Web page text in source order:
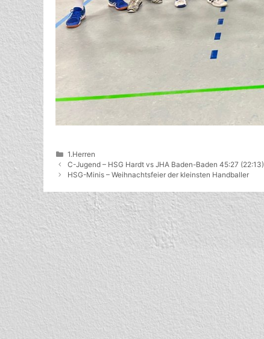
Kategorien
1.Herren
C-Jugend – HSG Hardt vs JHA Baden-Baden 45:27 (22:13)
HSG-Minis – Weihnachtsfeier der kleinsten Handballer